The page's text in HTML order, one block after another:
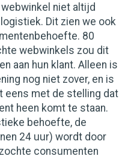
niet altijd
Dit zien we ook
80
webwinkels zou dit
aan hun klant. Alleen is
nog niet zover, en is
eens met de stelling dat
heen komt te staan.
behoefte, de
24 uur) wordt door
consumenten